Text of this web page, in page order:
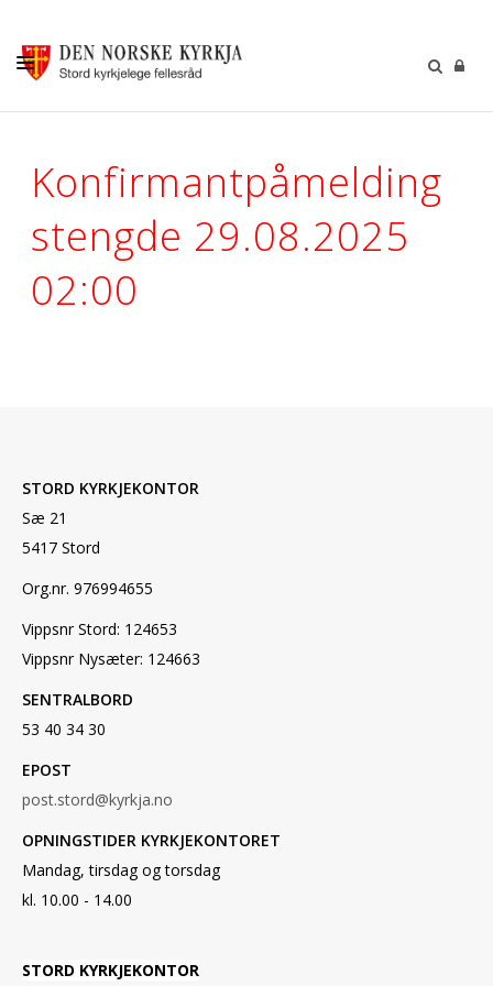
GUDSTENESTER
DÅP VIGSEL GRAVFERD
BARN OG UNGDOM
SOKNERÅDA
Konfirmantpåmelding
stengde 29.08.2025
02:00
STORD KYRKJEKONTOR
Sæ 21
5417 Stord
Org.nr. 976994655
Vippsnr Stord: 124653
Vippsnr Nysæter: 124663
SENTRALBORD
53 40 34 30
EPOST
post.stord@kyrkja.no
OPNINGSTIDER KYRKJEKONTORET
Mandag, tirsdag og torsdag
kl. 10.00 - 14.00
STORD KYRKJEKONTOR